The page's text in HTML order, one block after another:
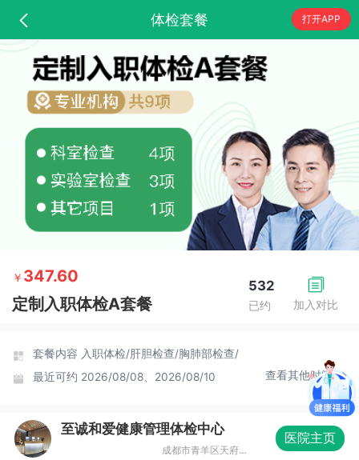
体检套餐 打开APP
加入对比
532
已约
￥ 347.60
定制入职体检A套餐
套餐内容 入职体检/肝胆检查/胸肺部检查/
最近可约 2026/08/08、2026/08/10 查看其他时间
至诚和爱健康管理体检中心
成都市青羊区天府广场领地中心7楼
医院主页